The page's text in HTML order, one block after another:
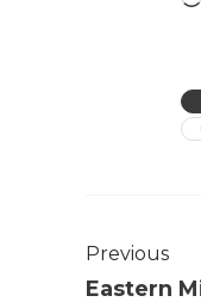
Previous
Eastern